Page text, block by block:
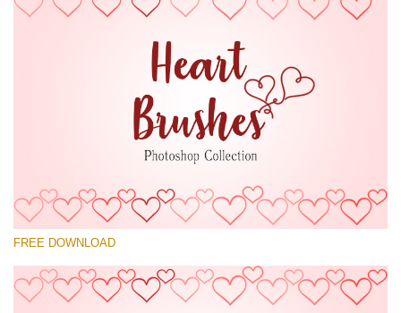
Please select
Hearts Brushes
FREE DOWNLOAD